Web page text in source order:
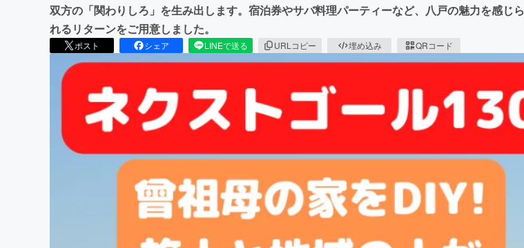
双方の「関わりしろ」を生み出します。宿泊券やサバ料理パーティーなど、八戸の魅力を感じら
れるリターンをご用意しました。
ポスト シェア LINEで送る URLコピー 埋め込み QRコード